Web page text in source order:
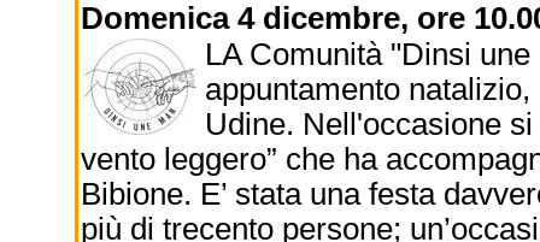
Domenica 4 dicembre, ore
LA Comunità "Dinsi
appuntamento
Udine. Nell'occasione
vento leggero” che ha
Bibione. E’ stata una festa
più di trecento persone;